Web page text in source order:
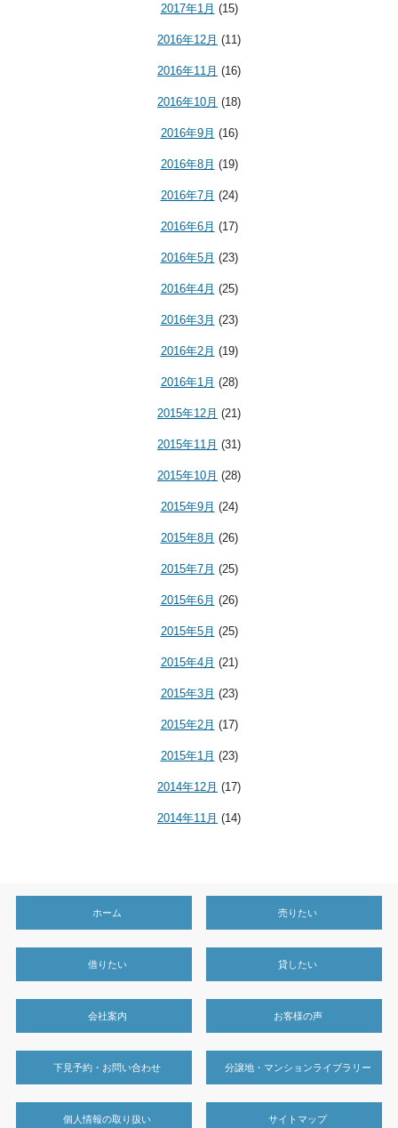
2017年1月 (15)
2016年12月 (11)
2016年11月 (16)
2016年10月 (18)
2016年9月 (16)
2016年8月 (19)
2016年7月 (24)
2016年6月 (17)
2016年5月 (23)
2016年4月 (25)
2016年3月 (23)
2016年2月 (19)
2016年1月 (28)
2015年12月 (21)
2015年11月 (31)
2015年10月 (28)
2015年9月 (24)
2015年8月 (26)
2015年7月 (25)
2015年6月 (26)
2015年5月 (25)
2015年4月 (21)
2015年3月 (23)
2015年2月 (17)
2015年1月 (23)
2014年12月 (17)
2014年11月 (14)
ホーム 売りたい
借りたい 貸したい
会社案内 お客様の声
下見予約・お問い合わせ 分譲地・マンションライブラリー
個人情報の取り扱い サイトマップ